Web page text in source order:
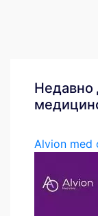
Недавно
Alvion med